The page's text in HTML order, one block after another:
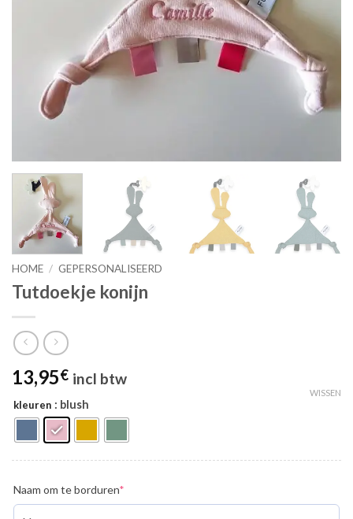
HOME / GEPERSONALISEERD
Tutdoekje konijn
13,95€ incl btw
kleuren : blush
WISSEN
Naam om te borduren*